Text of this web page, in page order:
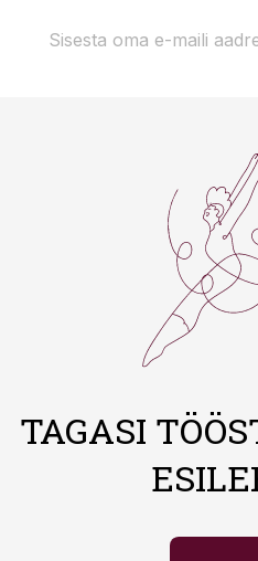
TAGASI